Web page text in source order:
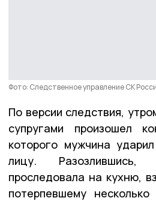
Фото: Следственное управление СК
По версии следствия,
супругами произошел
которого мужчина
лицу.
проследовала на кухню,
потерпевшему